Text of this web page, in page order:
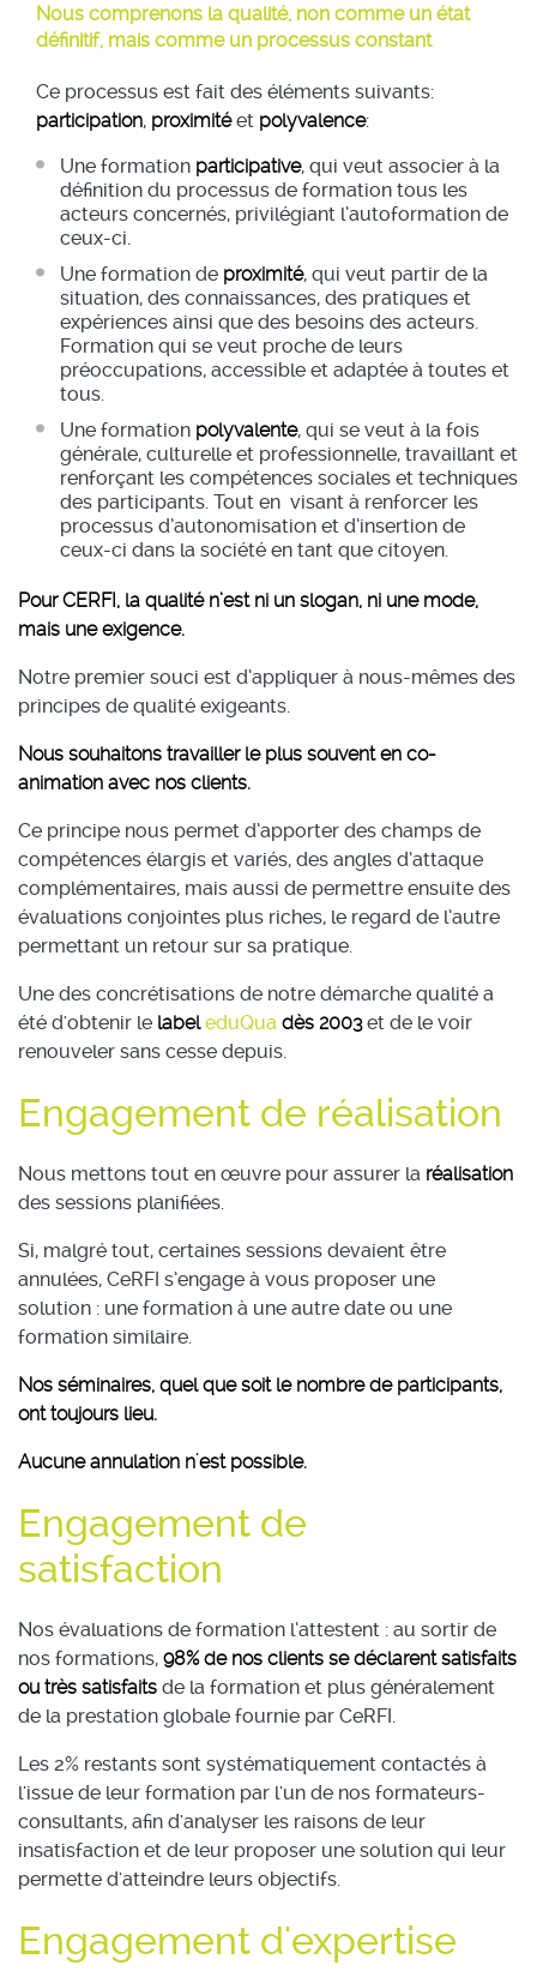
Nous comprenons la qualité, non comme un état
définitif, mais comme un processus constant
Ce processus est fait des éléments suivants:
participation, proximitéet polyvalence:
Une formation participative, qui veut associer à la
définition du processus de formation tous les
acteurs concernés, privilégiant l’autoformation de
ceux-ci.
Une formation de proximité, qui veut partir de la
situation, des connaissances, des pratiques et
expériences ainsi que des besoins des acteurs.
Formation qui se veut proche de leurs
préoccupations, accessible et adaptée à toutes et
tous.
Une formation polyvalente, qui se veut à la fois
générale, culturelle et professionnelle, travaillant et
renforçant les compétences sociales et techniques
des participants. Tout en visant à renforcer les
processus d’autonomisation et d’insertion de
ceux-ci dans la société en tant que citoyen.
Pour CERFI, la qualité n’est ni un slogan, ni une mode,
mais une exigence.
Notre premier souci est d’appliquer à nous-mêmes des
principes de qualité exigeants.
Nous souhaitons travailler le plus souvent en co-
animation avec nos clients.
Ce principe nous permet d’apporter des champs de
compétences élargis et variés, des angles d’attaque
complémentaires, mais aussi de permettre ensuite des
évaluations conjointes plus riches, le regard de l’autre
permettant un retour sur sa pratique.
Une des concrétisations de notre démarche qualité a
été d'obtenir le labeleduQua dès 2003et de le voir
renouveler sans cesse depuis.
Engagement de réalisation
Nous mettons tout en œuvre pour assurer la réalisation
des sessions planifiées.
Si, malgré tout, certaines sessions devaient être
annulées, CeRFI s’engage à vous proposer une
solution : une formation à une autre date ou une
formation similaire.
Nos séminaires, quel que soit le nombre de participants,
ont toujours lieu.
Aucune annulation n'est possible.
Engagement de
satisfaction
Nos évaluations de formation l’attestent : au sortir de
nos formations, 98% de nos clients se déclarent satisfaits
ou très satisfaits de la formation et plus généralement
de la prestation globale fournie par CeRFI.
Les 2% restants sont systématiquement contactés à
l'issue de leur formation par l'un de nos formateurs-
consultants, afin d'analyser les raisons de leur
insatisfaction et de leur proposer une solution qui leur
permette d'atteindre leurs objectifs.
Engagement d'expertise